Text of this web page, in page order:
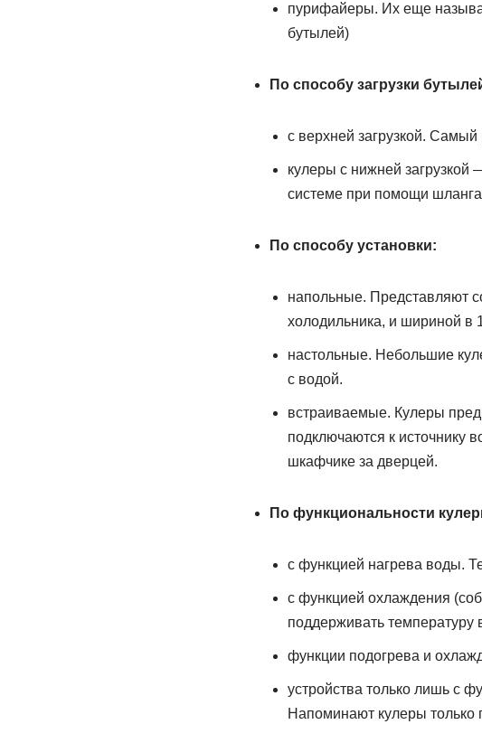
пурифайеры. Их еще
бутылей)
По способу загрузки
с верхней загрузкой.
кулеры с нижней загрузкой
системе при помощи
По способу установки:
напольные. Представляют
холодильника, и шириной в
настольные. Небольшие
с водой.
встраиваемые. Кулеры
подключаются к источнику
шкафчике за дверцей.
По функциональности
с функцией нагрева воды.
с функцией охлаждения
поддерживать температуру
функции подогрева и
устройства только лишь с
Напоминают кулеры только